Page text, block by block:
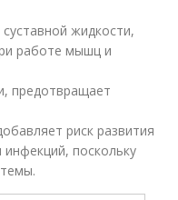
жидкости,
работе мышц и
предотвращает
риск развития
поскольку